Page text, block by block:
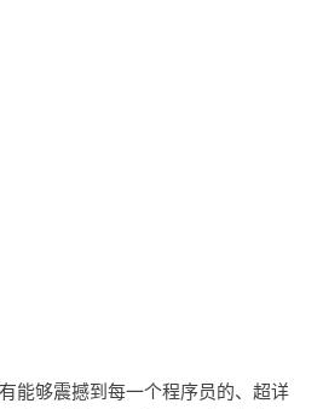
能够震撼到每一个程序员的、超详